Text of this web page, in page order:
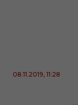
08.11.2019, 11:28